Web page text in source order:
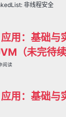
非线程安全
用：基础与
（未完待续
阅读
用：基础与